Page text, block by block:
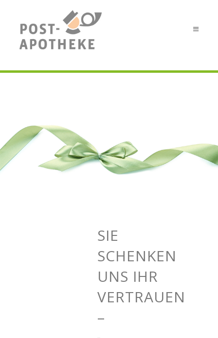
SIE
SCHENKEN
UNS IHR
VERTRAUEN
–